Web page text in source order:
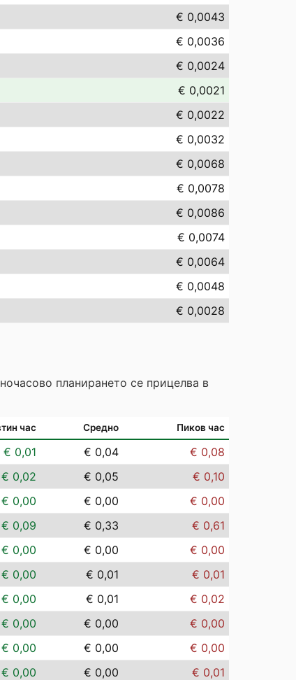
€ 0,0043
€ 0,0036
€ 0,0024
€ 0,0021
€ 0,0022
€ 0,0032
€ 0,0068
€ 0,0078
€ 0,0086
€ 0,0074
€ 0,0064
€ 0,0048
€ 0,0028
планирането се прицелва в
час Средно Пиков час
€ 0,01 € 0,04
€ 0,08
€ 0,02 € 0,05
€ 0,10
€ 0,00 € 0,00
€ 0,00
€ 0,09 € 0,33
€ 0,61
€ 0,00 € 0,00
€ 0,00
€ 0,00 € 0,01
€ 0,01
€ 0,00 € 0,01
€ 0,02
€ 0,00 € 0,00
€ 0,00
€ 0,00 € 0,00
€ 0,00
€ 0,00 € 0,00 € 0,01